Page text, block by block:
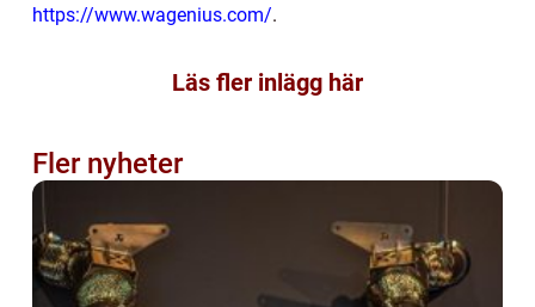
https://www.wagenius.com/.
Läs fler inlägg här
Fler nyheter